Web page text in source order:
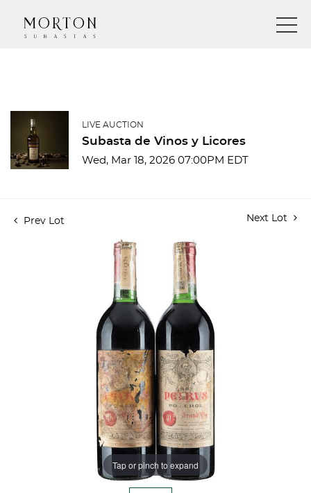
LIVE AUCTION
Subasta de Vinos y Licores
Wed, Mar 18, 2026 07:00PM EDT
Prev Lot Next Lot
Tap or pinch to expand